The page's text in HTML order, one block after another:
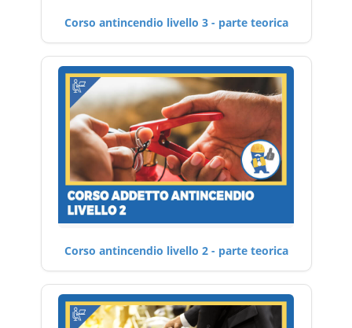
Corso antincendio livello 3 - parte teorica
Corso antincendio livello 2 - parte teorica